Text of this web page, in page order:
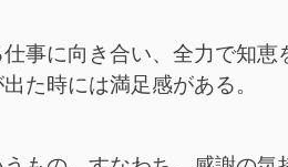
事に向き合い、全力で知恵
た時には満足感がある。